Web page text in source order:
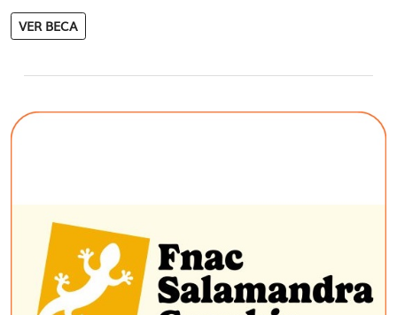
VER BECA